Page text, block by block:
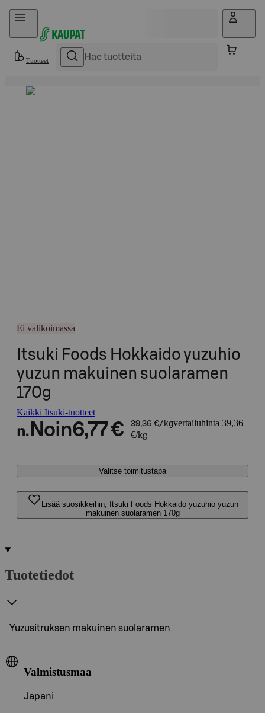
Hyppää sisältöön
Tuotteet
Ei valikoimassa
Itsuki Foods Hokkaido yuzuhio
yuzun makuinen suolaramen
170g
Kaikki Itsuki-tuotteet
n. Noin6,77 € 39,36 €/kgvertailuhinta 39,36
€/kg
Valitse toimitustapa
Lisää suosikkeihin, Itsuki Foods Hokkaido yuzuhio yuzun
makuinen suolaramen 170g
Tuotetiedot
Yuzusitruksen makuinen suolaramen
Valmistusmaa
Japani